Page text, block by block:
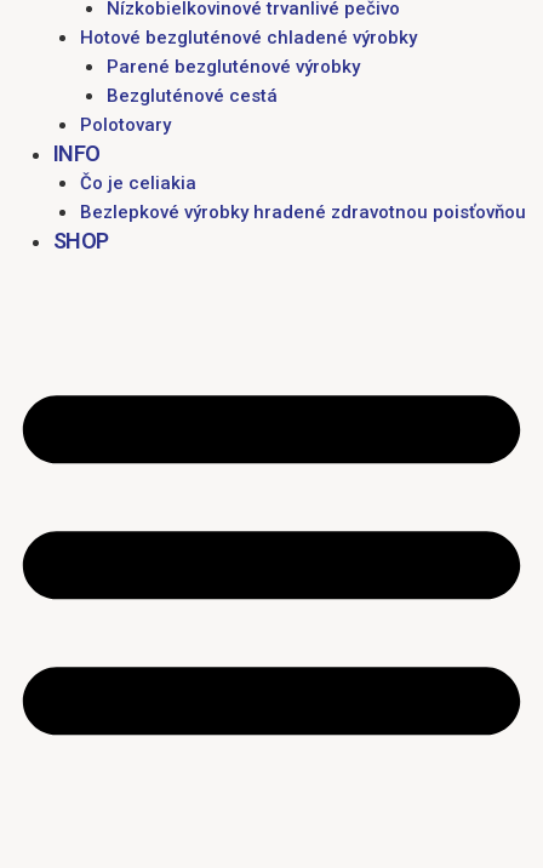
Nízkobielkovinové trvanlivé pečivo
Hotové bezgluténové chladené výrobky
Parené bezgluténové výrobky
Bezgluténové cestá
Polotovary
INFO
Čo je celiakia
Bezlepkové výrobky hradené zdravotnou poisťovňou
SHOP